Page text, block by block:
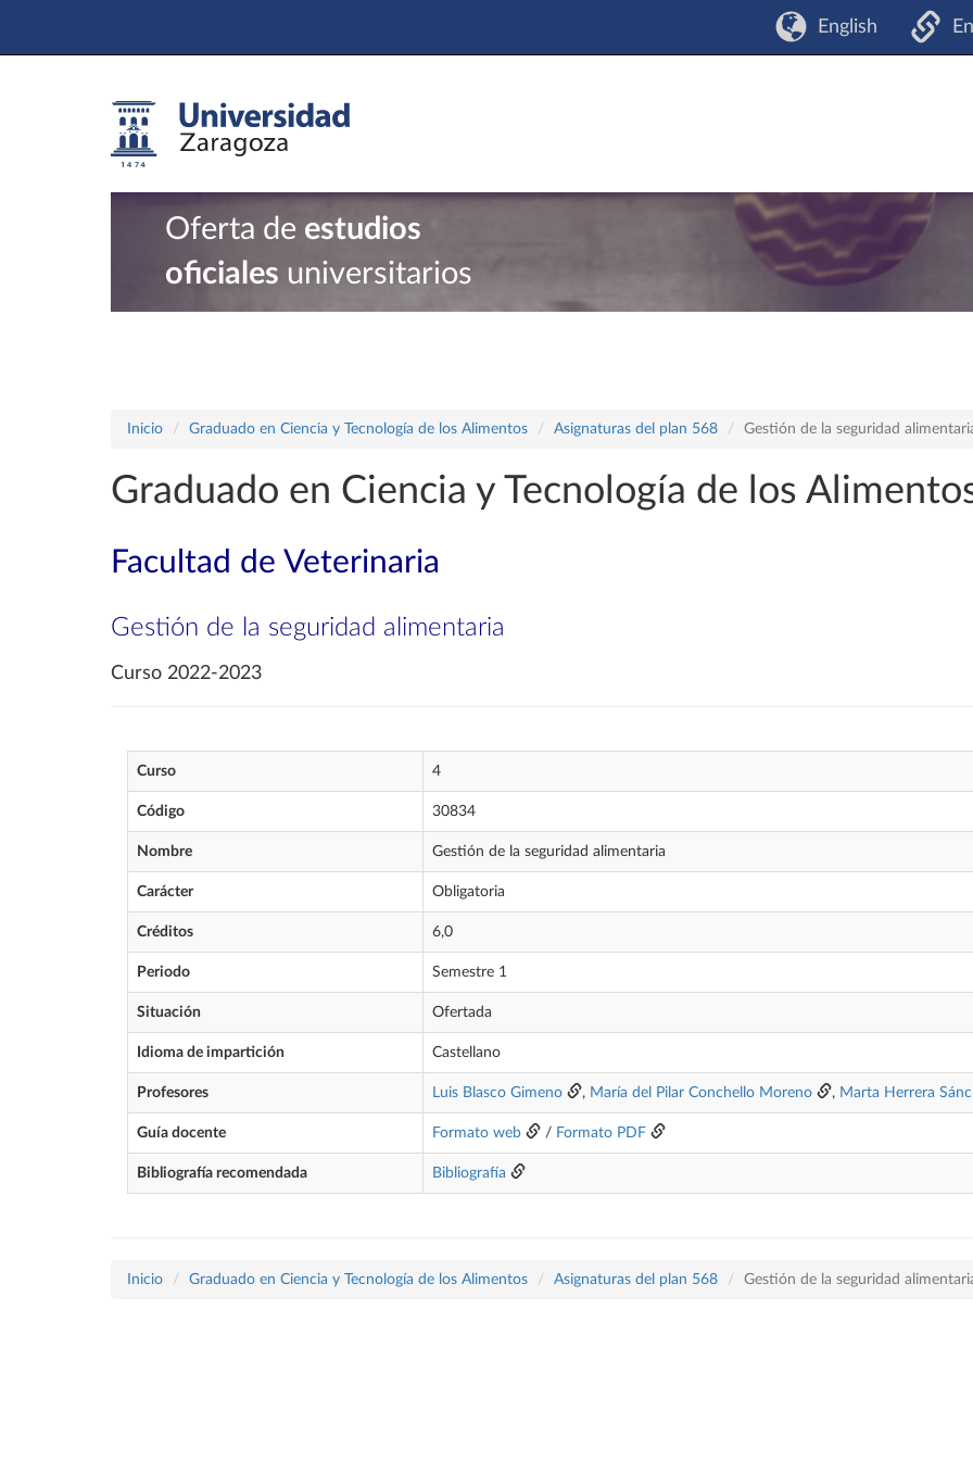
English
Oferta de estudios
oficiales universitarios
Inicio Graduado en Ciencia y Tecnología de los Alimentos Asignaturas del plan 568 Gestión de la seguridad
Graduado en Ciencia y Tecnología de los
Facultad de Veterinaria
Gestión de la seguridad alimentaria
Curso 2022-2023
Curso 4
Código 30834
Nombre Gestión de la seguridad alimentaria
Carácter Obligatoria
Créditos 6,0
Periodo Semestre 1
Situación Ofertada
Idioma de impartición Castellano
Profesores Luis Blasco Gimeno , María del Pilar Conchello Moreno , Marta Herrera
Guía docente Formato web / Formato PDF
Bibliografía recomendada Bibliografía
Inicio Graduado en Ciencia y Tecnología de los Alimentos Asignaturas del plan 568 Gestión de la seguridad